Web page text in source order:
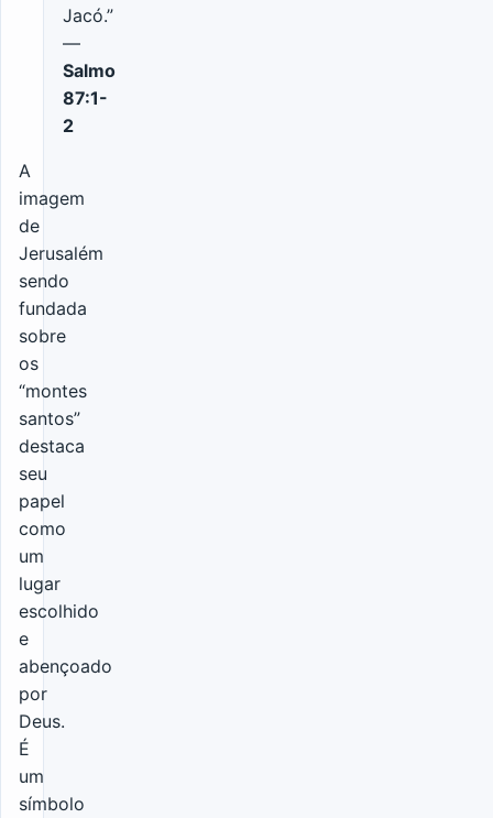
Jacó.”
—
Salmo
87:1-
2
A
imagem
de
Jerusalém
sendo
fundada
sobre
os
“montes
santos”
destaca
seu
papel
como
um
lugar
escolhido
e
abençoado
por
Deus.
É
um
símbolo